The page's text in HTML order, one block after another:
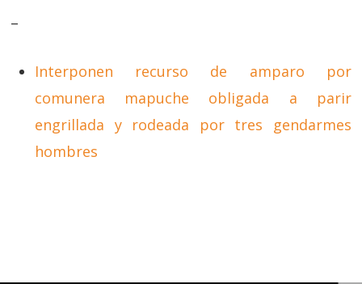
–
Interponen recurso de amparo por
comunera mapuche obligada a parir
engrillada y rodeada por tres gendarmes
hombres